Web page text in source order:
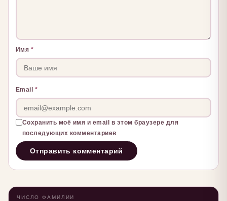
Имя *
Email *
Сохранить моё имя и email в этом браузере для
последующих комментариев
ЧИСЛО ФАМИЛИИ